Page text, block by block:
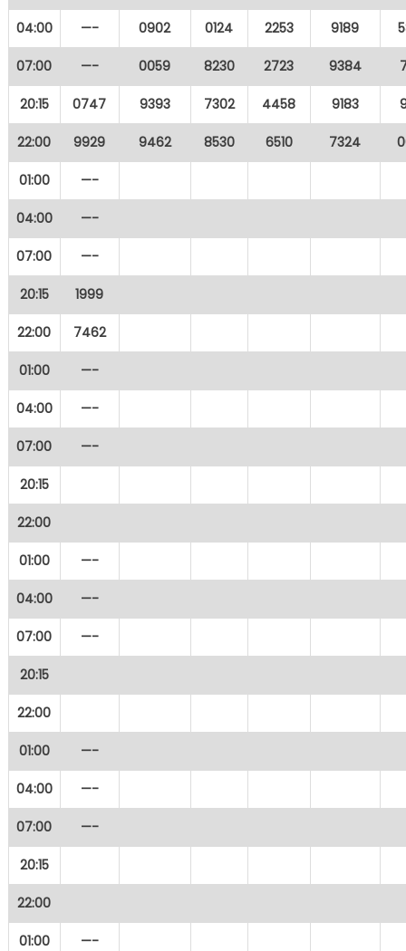
04:00 —- 0902 0124 2253 9189
07:00 —- 0059 8230 2723 9384
20:15 0747 9393 7302 4458 9183
22:00 9929 9462 8530 6510 7324
01:00 —-
04:00 —-
07:00 —-
20:15 1999
22:00 7462
01:00 —-
04:00 —-
07:00 —-
20:15
22:00
01:00 —-
04:00 —-
07:00 —-
20:15
22:00
01:00 —-
04:00 —-
07:00 —-
20:15
22:00
01:00 —-